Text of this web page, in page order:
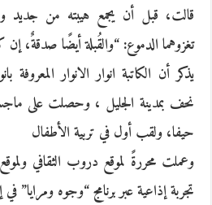
قالت، قبل أن يجمع هيبته من جديد
تغزوهما الدموع: “والقُبلة أيضًا
يذكر أن الكاتبة انوار الانوار
نحف بمدينة الجليل ، وحصلت على
حيفا، ولقب أول في تربية الأطفال
وعملت محررةً لموقع دروب الثقافي
تجربة إذاعية عبر برنامج “وجوه ومرايا”